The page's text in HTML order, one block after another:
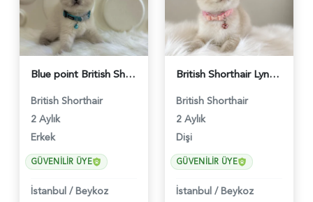
Blue point British Shorthair Kedim 2 Aylık - 4132
British Shorthair
2 Aylık
Erkek
GÜVENILIR ÜYE
İstanbul / Beykoz
British Shorthair Lynx Point Dişi Yavrumuz Yuva Arıyor - 5148
British Shorthair
2 Aylık
Dişi
GÜVENILIR ÜYE
İstanbul / Beykoz